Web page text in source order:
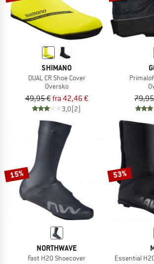
SHIMANO
DUAL CR Shoe Cover
Oversko
49,95 €fra 42,46 €
3,0(2)
15%
NORTHWAVE
Fast H20 Shoecover
53%
Essential